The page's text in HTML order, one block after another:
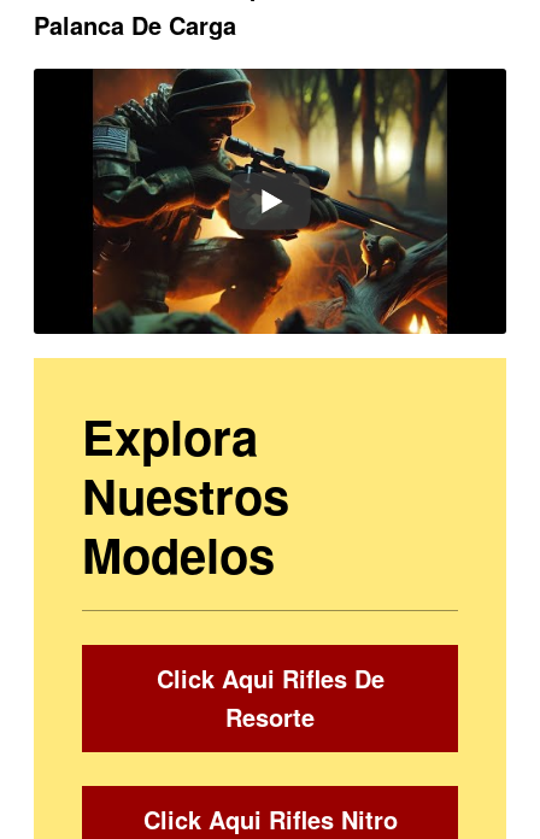
Palanca De Carga
Explora
Nuestros
Modelos
Click Aqui Rifles De
Resorte
Click Aqui Rifles Nitro